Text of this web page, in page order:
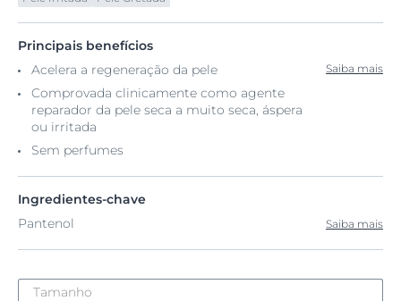
Principais benefícios
Acelera a regeneração da pele
Comprovada clinicamente como agente
reparador da pele seca a muito seca, áspera
ou irritada
Sem perfumes
Saiba mais
Ingredientes-chave
Pantenol
Saiba mais
Tamanho